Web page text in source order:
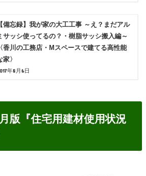
【備忘録】我が家の大工工事 ～え？まだアル
サッシ使ってるの？・樹脂サッシ搬入編～
〈香川の工務店・Mスペースで建てる高性能
家〉
年8月6日
版『住宅用建材使用状況